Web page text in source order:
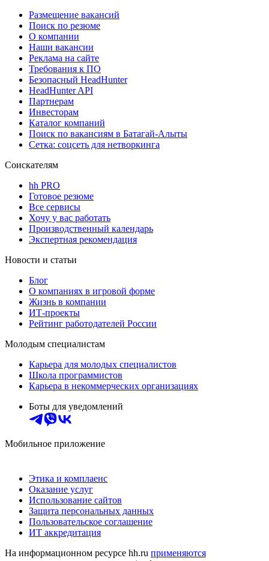
Размещение вакансий
Поиск по резюме
О компании
Наши вакансии
Реклама на сайте
Требования к ПО
Безопасный HeadHunter
HeadHunter API
Партнерам
Инвесторам
Каталог компаний
Поиск по вакансиям в Батагай-Алыты
Сетка: соцсеть для нетворкинга
Соискателям
hh PRO
Готовое резюме
Все сервисы
Хочу у вас работать
Производственный календарь
Экспертная рекомендация
Новости и статьи
Блог
О компаниях в игровой форме
Жизнь в компании
ИТ-проекты
Рейтинг работодателей России
Молодым специалистам
Карьера для молодых специалистов
Школа программистов
Карьера в некоммерческих организациях
Боты для уведомлений
Мобильное приложение
Этика и комплаенс
Оказание услуг
Использование сайтов
Защита персональных данных
Пользовательское соглашение
ИТ аккредитация
На информационном ресурсе hh.ru применяются